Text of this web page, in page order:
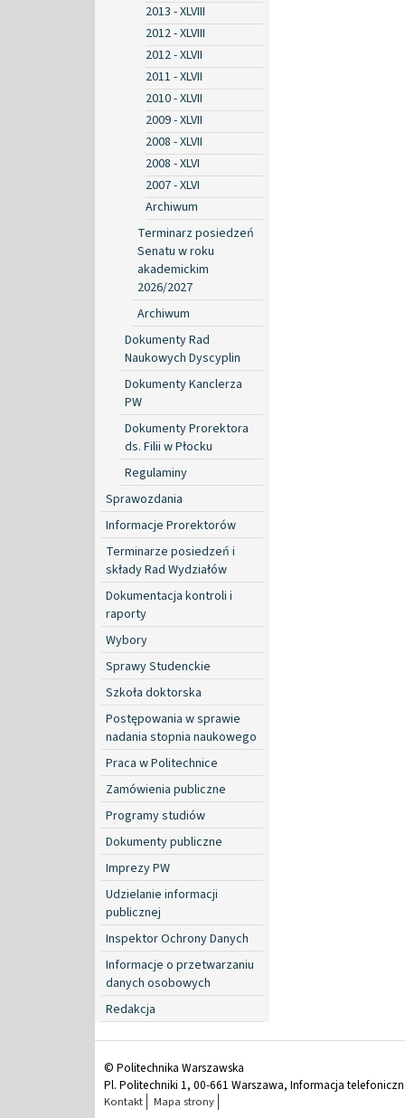
2013 - XLVIII
2012 - XLVIII
2012 - XLVII
2011 - XLVII
2010 - XLVII
2009 - XLVII
2008 - XLVII
2008 - XLVI
2007 - XLVI
Archiwum
Terminarz posiedzeń
Senatu w roku
akademickim
2026/2027
Archiwum
Dokumenty Rad
Naukowych Dyscyplin
Dokumenty Kanclerza
PW
Dokumenty Prorektora
ds. Filii w Płocku
Regulaminy
Sprawozdania
Informacje Prorektorów
Terminarze posiedzeń i
składy Rad Wydziałów
Dokumentacja kontroli i
raporty
Wybory
Sprawy Studenckie
Szkoła doktorska
Postępowania w sprawie
nadania stopnia naukowego
Praca w Politechnice
Zamówienia publiczne
Programy studiów
Dokumenty publiczne
Imprezy PW
Udzielanie informacji
publicznej
Inspektor Ochrony Danych
Informacje o przetwarzaniu
danych osobowych
Redakcja
© Politechnika Warszawska
Pl. Politechniki 1, 00-661 Warszawa, Informacja
Kontakt Mapa strony